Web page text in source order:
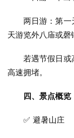
两日游：第一
天游览外八庙或磬
若遇节假日或
高速拥堵。
四、景点概览
✅ 避暑山庄